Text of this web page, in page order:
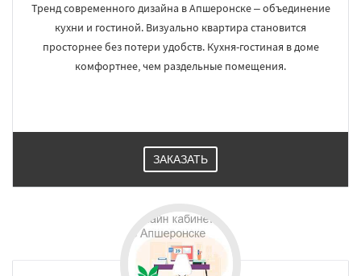
Тренд современного дизайна в Апшеронске – объединение
кухни и гостиной. Визуально квартира становится
просторнее без потери удобств. Кухня-гостиная в доме
комфортнее, чем раздельные помещения.
ЗАКАЗАТЬ